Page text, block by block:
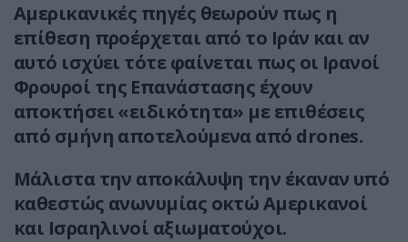
Αμερικανικές πηγές θεωρούν πως η
επίθεση προέρχεται από το Ιράν και αν
αυτό ισχύει τότε φαίνεται πως οι Ιρανοί
Φρουροί της Επανάστασης έχουν
αποκτήσει «ειδικότητα» με επιθέσεις
από σμήνη αποτελούμενα από drones.
Μάλιστα την αποκάλυψη την έκαναν υπό
καθεστώς ανωνυμίας οκτώ Αμερικανοί
και Ισραηλινοί αξιωματούχοι.